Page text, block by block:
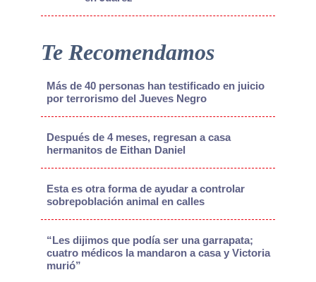
Te Recomendamos
Más de 40 personas han testificado en juicio
por terrorismo del Jueves Negro
Después de 4 meses, regresan a casa
hermanitos de Eithan Daniel
Esta es otra forma de ayudar a controlar
sobrepoblación animal en calles
“Les dijimos que podía ser una garrapata;
cuatro médicos la mandaron a casa y Victoria
murió”